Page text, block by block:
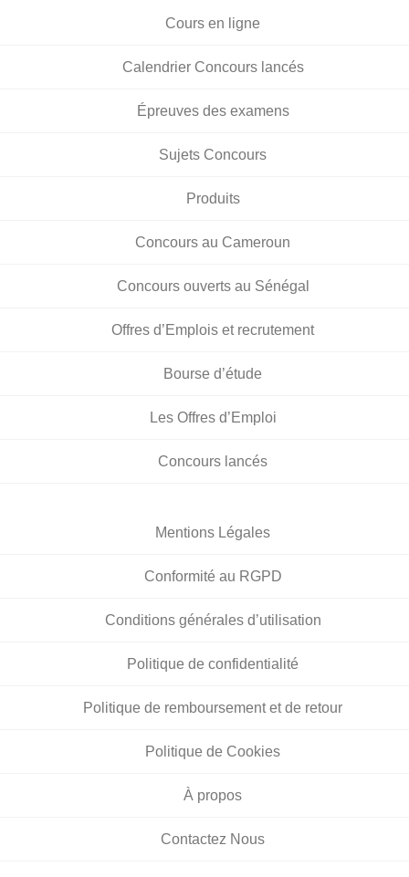
Cours en ligne
Calendrier Concours lancés
Épreuves des examens
Sujets Concours
Produits
Concours au Cameroun
Concours ouverts au Sénégal
Offres d’Emplois et recrutement
Bourse d’étude
Les Offres d’Emploi
Concours lancés
Mentions Légales
Conformité au RGPD
Conditions générales d’utilisation
Politique de confidentialité
Politique de remboursement et de retour
Politique de Cookies
À propos
Contactez Nous